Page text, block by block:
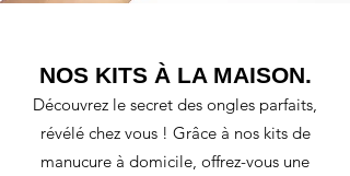
NOS KITS À LA MAISON.
Découvrez le secret des ongles parfaits,
révélé chez vous ! Grâce à nos kits de
manucure à domicile, offrez-vous une